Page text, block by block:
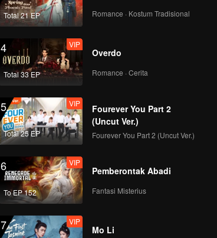
Total 21 EP Romance · Kostum Tradisional
4
Total 33 EP
VIP
Overdo
Romance · Cerita
5
Total 25 EP
VIP
Fourever You Part 2
(Uncut Ver.)
Fourever You Part 2 (Uncut Ver.)
6
To EP 152
VIP
Pemberontak Abadi
Fantasi Misterius
7 VIP
Mo Li